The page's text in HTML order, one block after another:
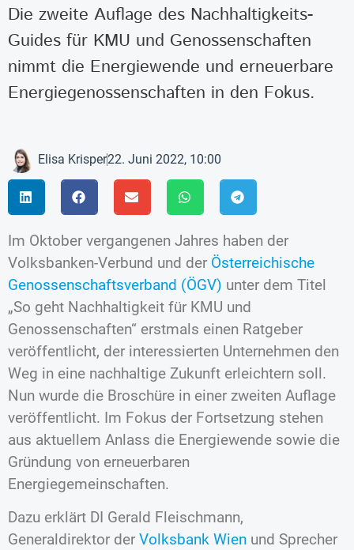
Die zweite Auflage des Nachhaltigkeits-
Guides für KMU und Genossenschaften
nimmt die Energiewende und erneuerbare
Energiegenossenschaften in den Fokus.
Elisa Krisper22. Juni 2022, 10:00
Im Oktober vergangenen Jahres haben der
Volksbanken-Verbund und der Österreichische
Genossenschaftsverband (ÖGV) unter dem Titel
„So geht Nachhaltigkeit für KMU und
Genossenschaften“ erstmals einen Ratgeber
veröffentlicht, der interessierten Unternehmen den
Weg in eine nachhaltige Zukunft erleichtern soll.
Nun wurde die Broschüre in einer zweiten Auflage
veröffentlicht. Im Fokus der Fortsetzung stehen
aus aktuellem Anlass die Energiewende sowie die
Gründung von erneuerbaren
Energiegemeinschaften.
Dazu erklärt DI Gerald Fleischmann,
Generaldirektor der Volksbank Wien und Sprecher